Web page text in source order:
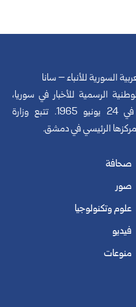
السورية للأنباء – سانا
الرسمية للأخبار في سوريا،
تأسست في 24 يونيو 1965. تتبع وزارة
الرئيسي في دمشق.
صحافة
صور
علوم وتكنولوجيا
فيديو
منوعات